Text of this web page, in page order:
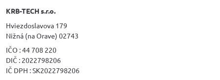
KRB-TECH s.r.o.
Hviezdoslavova 179
Nižná (na Orave) 02743
IČO : 44 708 220
DIČ : 2022798206
IČ DPH : SK2022798206